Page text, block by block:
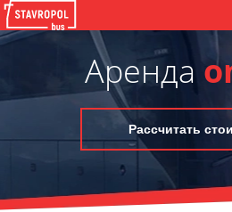
Аренда
Рассчитать